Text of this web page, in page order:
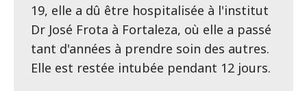
19, elle a dû être hospitalisée à l'institut
Dr José Frota à Fortaleza, où elle a passé
tant d'années à prendre soin des autres.
Elle est restée intubée pendant 12 jours.